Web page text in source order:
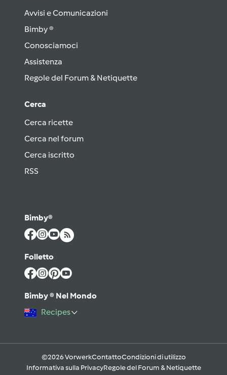
Avvisi e Comunicazioni
Bimby ®
Conosciamoci
Assistenza
Regole del Forum & Netiquette
Cerca
Cerca ricette
Cerca nel forum
Cerca iscritto
RSS
Bimby®
Folletto
Bimby ® Nel Mondo
Recipes
©2026 VorwerkContattoCondizioni di utilizzo
Informativa sulla PrivacyRegole del Forum & Netiquette